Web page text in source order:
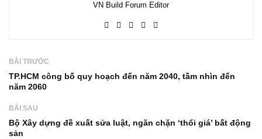
VN Build Forum Editor
BÀI TRƯỚC
TP.HCM công bố quy hoạch đến năm 2040, tầm nhìn đến
năm 2060
BÀI SAU
Bộ Xây dựng đề xuất sửa luật, ngăn chặn ‘thổi giá’ bất động
sản